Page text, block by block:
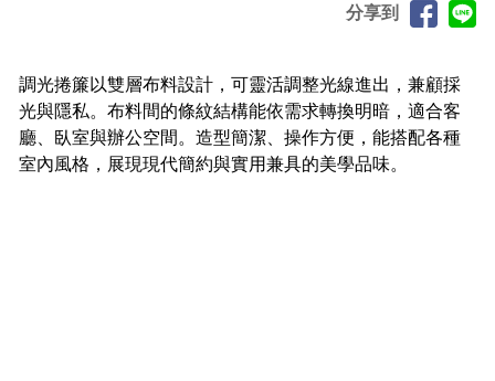
分享到
調光捲簾以雙層布料設計，可靈活調整光線進出，兼顧採
光與隱私。布料間的條紋結構能依需求轉換明暗，適合客
廳、臥室與辦公空間。造型簡潔、操作方便，能搭配各種
室內風格，展現現代簡約與實用兼具的美學品味。